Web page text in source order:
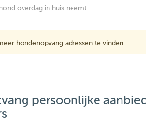
overdag in huis neemt
hondenopvang adressen te vinden
persoonlijke